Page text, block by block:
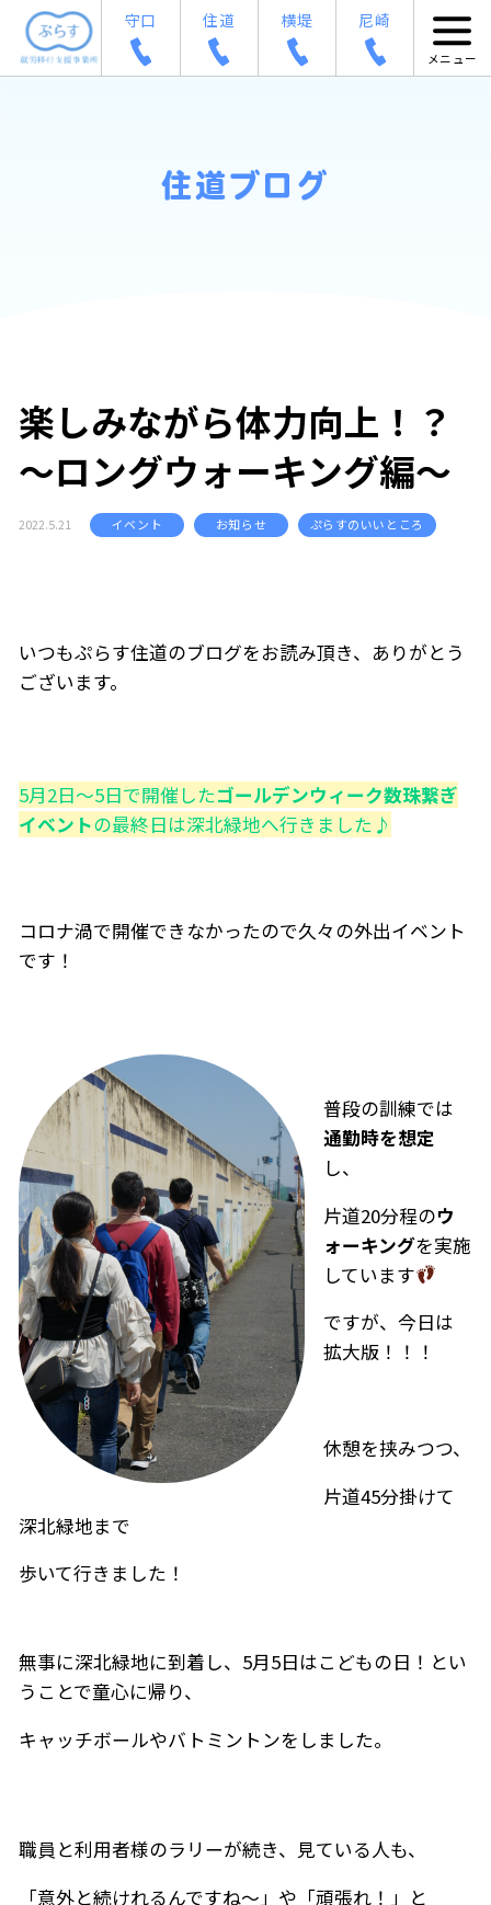
守口 住道 横堤 尼崎
住道ブログ
楽しみながら体力向上！？
～ロングウォーキング編～
2022.5.21 イベント お知らせ ぷらすのいいところ
いつもぷらす住道のブログをお読み頂き、ありがとう
ございます。
5月2日～5日で開催したゴールデンウィーク数珠繋ぎ
イベントの最終日は深北緑地へ行きました♪
コロナ渦で開催できなかったので久々の外出イベント
です！
普段の訓練では
通勤時を想定
し、
片道20分程のウ
ォーキングを実施
しています
ですが、今日は
拡大版！！！
休憩を挟みつつ、
片道45分掛けて
深北緑地まで
歩いて行きました！
無事に深北緑地に到着し、5月5日はこどもの日！とい
うことで童心に帰り、
キャッチボールやバトミントンをしました。
職員と利用者様のラリーが続き、見ている人も、
「意外と続けれるんですね～」や「頑張れ！」と